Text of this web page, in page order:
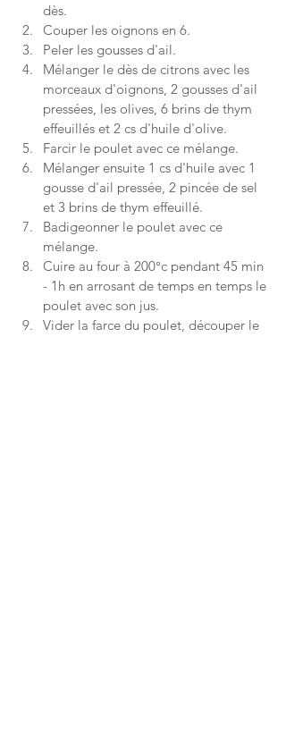
dès.
Couper les oignons en 6.
Peler les gousses d'ail.
Mélanger le dès de citrons avec les
morceaux d'oignons, 2 gousses d'ail
pressées, les olives, 6 brins de thym
effeuillés et 2 cs d'huile d'olive.
Farcir le poulet avec ce mélange.
Mélanger ensuite 1 cs d'huile avec 1
gousse d'ail pressée, 2 pincée de sel
et 3 brins de thym effeuillé.
Badigeonner le poulet avec ce
mélange.
Cuire au four à 200°c pendant 45 min
- 1h en arrosant de temps en temps le
poulet avec son jus.
Vider la farce du poulet, découper le